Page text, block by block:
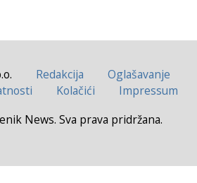
Redakcija
Oglašavanje
Kolačići
Impressum
News. Sva prava pridržana.